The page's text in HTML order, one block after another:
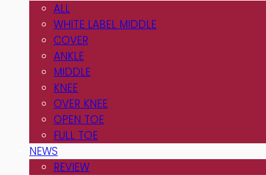
ALL
WHITE LABEL MIDDLE
COVER
ANKLE
MIDDLE
KNEE
OVER KNEE
OPEN TOE
FULL TOE
NEWS
REVIEW